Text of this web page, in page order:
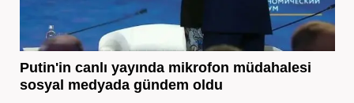
Putin'in canlı yayında mikrofon müdahalesi
sosyal medyada gündem oldu